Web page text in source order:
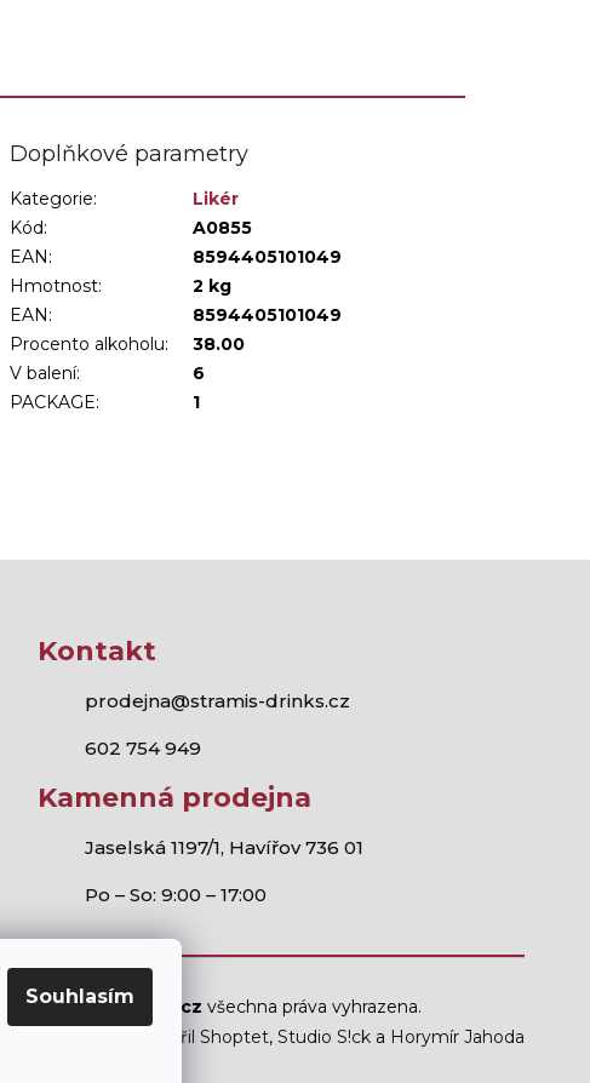
Souhlasím
Doplňkové parametry
Kategorie:
Likér
Kód:
A0855
EAN:
8594405101049
Hmotnost:
2 kg
EAN :
8594405101049
Procento alkoholu:
38.00
V balení:
6
PACKAGE: 1
Kontakt
prodejna@stramis-drinks.cz
602 754 949
Kamenná prodejna
Jaselská 1197/1, Havířov 736 01
Po – So: 9:00 – 17:00
Stramis.cz všechna práva vyhrazena.
Vytvořil Shoptet,Studio S!ck a Horymír Jahoda